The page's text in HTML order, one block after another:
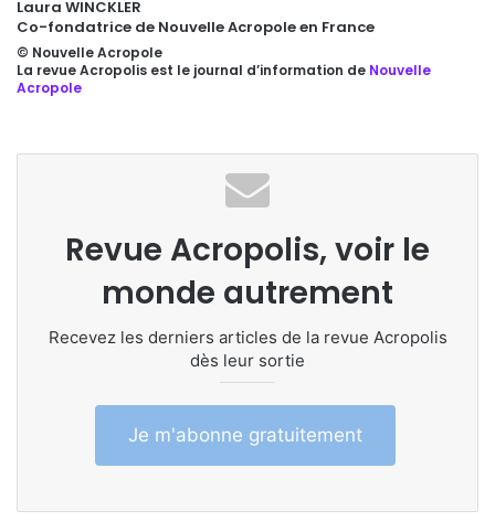
Laura WINCKLER
Co-fondatrice de Nouvelle Acropole en France
© Nouvelle Acropole
La revue Acropolis est le journal d’information de Nouvelle
Acropole
Revue Acropolis, voir le
monde autrement
Recevez les derniers articles de la revue Acropolis
dès leur sortie
Je m'abonne gratuitement